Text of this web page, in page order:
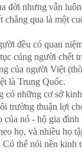
đời nhưng vẫn
qua là một
đều có quan
cúng người chết
của người Việt
là Trung Quốc.
những cơ sở
trường thuận lợi
nó - hộ gia
họ, và nhiều họ
thể nói nền kinh